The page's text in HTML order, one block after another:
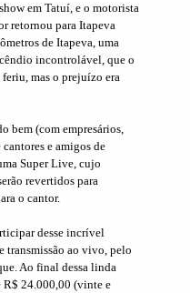
em Tatuí, e o motorista
retornou para Itapeva
de Itapeva, uma
incontrolável, que o
mas o prejuízo era
bem (com empresários,
e amigos de
Super Live, cujo
revertidos para
o cantor.
desse incrível
transmissão ao vivo, pelo
Ao final dessa linda
R$ 24.000,00 (vinte e